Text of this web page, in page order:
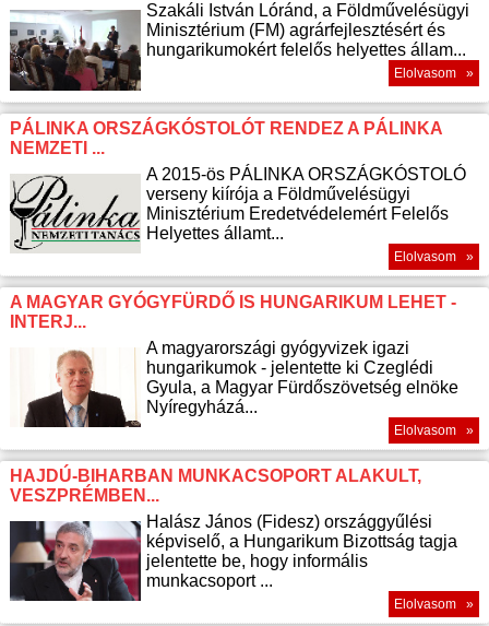
Szakáli István Lóránd, a Földművelésügyi
Minisztérium (FM) agrárfejlesztésért és
hungarikumokért felelős helyettes állam...
Elolvasom »
PÁLINKA ORSZÁGKÓSTOLÓT RENDEZ A PÁLINKA
NEMZETI ...
A 2015-ös PÁLINKA ORSZÁGKÓSTOLÓ
verseny kiírója a Földművelésügyi
Minisztérium Eredetvédelemért Felelős
Helyettes államt...
Elolvasom »
A MAGYAR GYÓGYFÜRDŐ IS HUNGARIKUM LEHET -
INTERJ...
A magyarországi gyógyvizek igazi
hungarikumok - jelentette ki Czeglédi
Gyula, a Magyar Fürdőszövetség elnöke
Nyíregyházá...
Elolvasom »
HAJDÚ-BIHARBAN MUNKACSOPORT ALAKULT,
VESZPRÉMBEN...
Halász János (Fidesz) országgyűlési
képviselő, a Hungarikum Bizottság tagja
jelentette be, hogy informális
munkacsoport ...
Elolvasom »